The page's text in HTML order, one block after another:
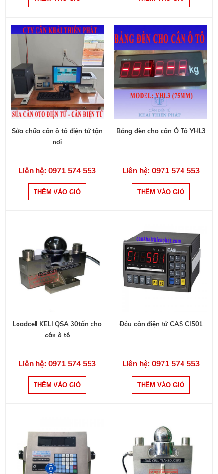
Sửa chữa cân ô tô điện tử tận
nơi
Liên hệ: 0971 574 553
Bảng đèn cho cân Ô Tô YHL3
Liên hệ: 0971 574 553
Loadcell KELI QSA 30tấn cho
cân ô tô
Liên hệ: 0971 574 553
Đầu cân điện tử CAS CI501
Liên hệ: 0971 574 553